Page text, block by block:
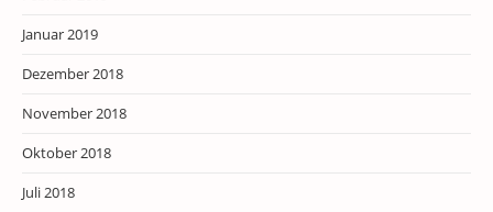
Januar 2019
Dezember 2018
November 2018
Oktober 2018
Juli 2018